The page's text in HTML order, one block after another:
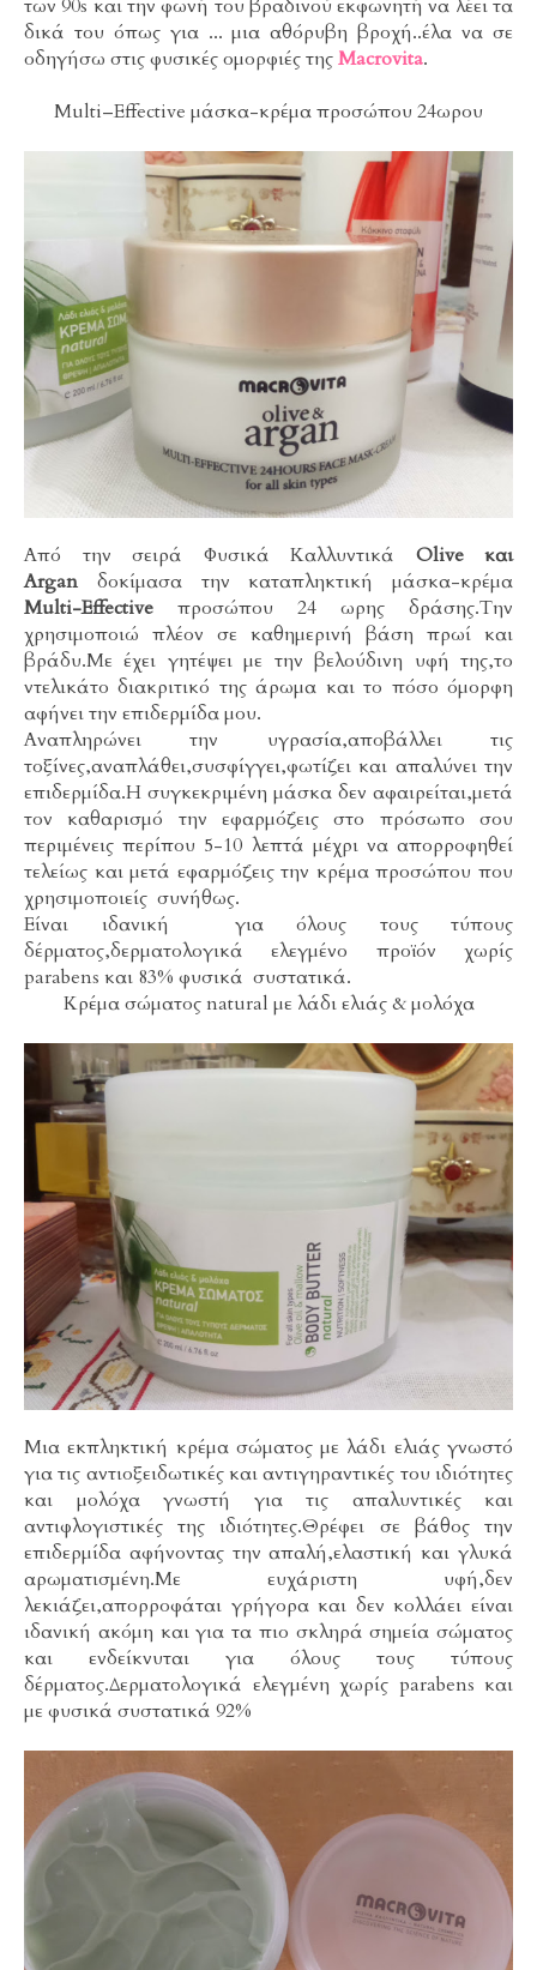
των 90s και την φωνή του βραδινού εκφωνητή να λέει τα
δικά του όπως για ... μια αθόρυβη βροχή..έλα να σε
οδηγήσω στις φυσικές ομορφιές τηςMacrovita.
Multi–Effective μάσκα-κρέμα προσώπου 24ωρου
Από την σειρά Φυσικά Καλλυντικά Οlive και
Argan δοκίμασα την καταπληκτική μάσκα-κρέμα
Multi-Effective προσώπου 24 ωρης δράσης.Την
χρησιμοποιώ πλέον σε καθημερινή βάση πρωί και
βράδυ.Με έχει γητέψει με την βελούδινη υφή της,το
ντελικάτο διακριτικό της άρωμα και το πόσο όμορφη
αφήνει την επιδερμίδα μου.
Αναπληρώνει την υγρασία,αποβάλλει τις
τοξίνες,αναπλάθει,συσφίγγει,φωτίζει και απαλύνει την
επιδερμίδα.Η συγκεκριμένη μάσκα δεν αφαιρείται,μετά
τον καθαρισμό την εφαρμόζεις στο πρόσωπο σου
περιμένεις περίπου 5-10 λεπτά μέχρι να απορροφηθεί
τελείως και μετά εφαρμόζεις την κρέμα προσώπου που
χρησιμοποιείς συνήθως.
Είναι ιδανική για όλους τους τύπους
δέρματος,δερματολογικά ελεγμένο προϊόν χωρίς
parabens και 83% φυσικά συστατικά.
Κρέμα σώματος natural με λάδι ελιάς & μολόχα
Μια εκπληκτική κρέμα σώματος με λάδι ελιάς γνωστό
για τις αντιοξειδωτικές και αντιγηραντικές του ιδιότητες
και μολόχα γνωστή για τις απαλυντικές και
αντιφλογιστικές της ιδιότητες.Θρέφει σε βάθος την
επιδερμίδα αφήνοντας την απαλή,ελαστική και γλυκά
αρωματισμένη.Με ευχάριστη υφή,δεν
λεκιάζει,απορροφάται γρήγορα και δεν κολλάει είναι
ιδανική ακόμη και για τα πιο σκληρά σημεία σώματος
και ενδείκνυται για όλους τους τύπους
δέρματος.Δερματολογικά ελεγμένη χωρίς parabens και
με φυσικά συστατικά 92%